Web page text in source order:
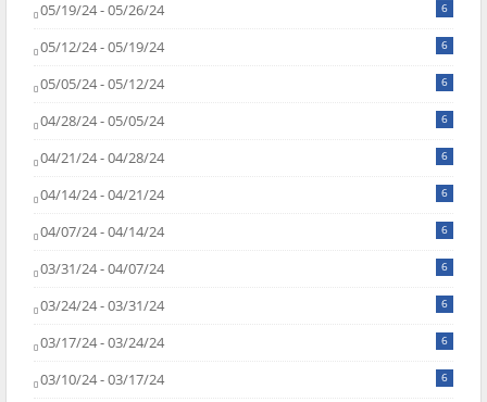
05/19/24 - 05/26/24 6
05/12/24 - 05/19/24 6
05/05/24 - 05/12/24 6
04/28/24 - 05/05/24 6
04/21/24 - 04/28/24 6
04/14/24 - 04/21/24 6
04/07/24 - 04/14/24 6
03/31/24 - 04/07/24 6
03/24/24 - 03/31/24 6
03/17/24 - 03/24/24 6
03/10/24 - 03/17/24 6